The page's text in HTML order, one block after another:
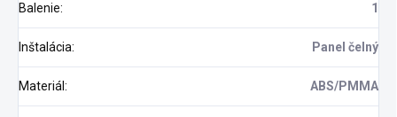
Balenie: 1
Inštalácia: Panel čelný
Materiál: ABS/PMMA